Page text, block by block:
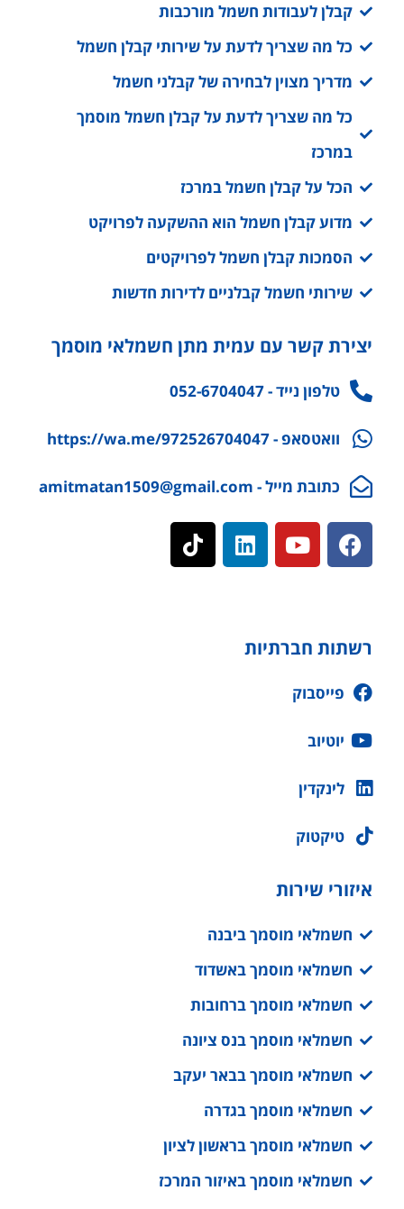
קבלן לעבודות חשמל מורכבות
כל מה שצריך לדעת על שירותי קבלן חשמל
מדריך מצוין לבחירה של קבלני חשמל
כל מה שצריך לדעת על קבלן חשמל מוסמך
במרכז
הכל על קבלן חשמל במרכז
מדוע קבלן חשמל הוא ההשקעה לפרויקט
הסמכות קבלן חשמל לפרויקטים
שירותי חשמל קבלניים לדירות חדשות
יצירת קשר עם עמית מתן חשמלאי מוסמך
טלפון נייד - 052-6704047
וואטסאפ - https://wa.me/972526704047
כתובת מייל - amitmatan1509@gmail.com
רשתות חברתיות
פייסבוק
יוטיוב
לינקדין
טיקטוק
איזורי שירות
חשמלאי מוסמך ביבנה
חשמלאי מוסמך באשדוד
חשמלאי מוסמך ברחובות
חשמלאי מוסמך בנס ציונה
חשמלאי מוסמך בבאר יעקב
חשמלאי מוסמך בגדרה
חשמלאי מוסמך בראשון לציון
חשמלאי מוסמך באיזור המרכז